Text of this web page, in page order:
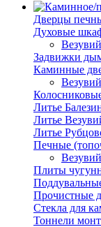
Дверцы
Духовые
Везувий
Задвижки
Каминные
Везувий
Литье
Литье
Литье
Печные
Везувий
Плиты
Прочистные
Стекла для
Тоннели